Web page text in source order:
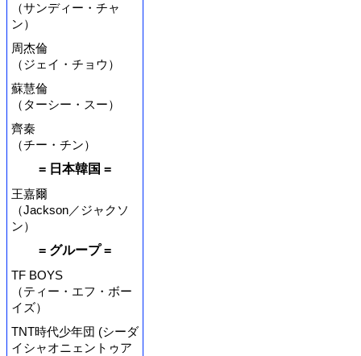
（サンディー・チャ
ン）
周杰倫
（ジェイ・チョウ）
蘇慧倫
（ターシー・スー）
齊秦
（チー・チン）
= 日本韓国 =
王嘉爾
（Jackson／ジャクソ
ン）
= グループ =
TF BOYS
（ティー・エフ・ボー
イズ）
TNT時代少年団 (シーダ
イシャオニェントゥア